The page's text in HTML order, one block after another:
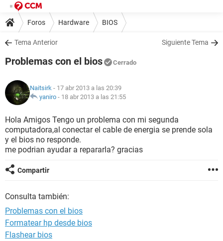
Foros Hardware BIOS
Tema Anterior Siguiente Tema
Problemas con el bios Cerrado
Naitsirk - 17 abr 2013 a las 20:39
yaniro - 18 abr 2013 a las 21:55
Hola Amigos Tengo un problema con mi segunda
computadora,al conectar el cable de energia se prende sola
y el bios no responde.
me podrian ayudar a repararla? gracias
Compartir
Consulta también:
Problemas con el bios
Formatear hp desde bios
Flashear bios